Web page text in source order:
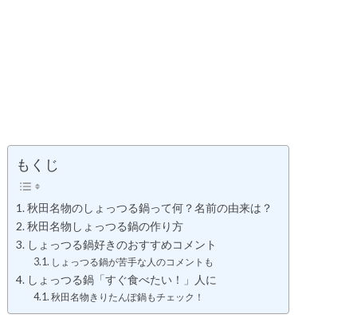
もくじ
秋田名物のしょっつる鍋って何？名前の由来は？
秋田名物しょっつる鍋の作り方
しょっつる鍋好きのおすすめコメント
しょっつる鍋が苦手な人のコメントも
しょっつる鍋「すぐ食べたい！」人に
秋田名物きりたんぽ鍋もチェック！